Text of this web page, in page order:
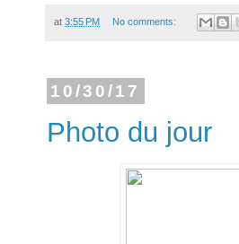
at 3:55 PM No comments:
10/30/17
Photo du jour